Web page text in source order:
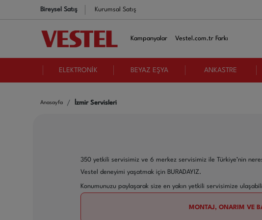
Bireysel Satış Kurumsal Satış
Kampanyalar Vestel.com.tr Farkı
ELEKTRONİK BEYAZ EŞYA ANKASTRE
Anasayfa İzmir Servisleri
350 yetkili servisimiz ve 6 merkez servisimiz ile Türkiye’nin
Vestel deneyimi yaşatmak için BURADAYIZ.
Konumunuzu paylaşarak size en yakın yetkili servisimize
MONTAJ, ONARIM VE